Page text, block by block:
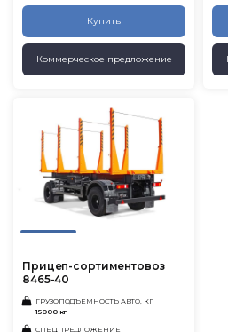
Купить
Коммерческое предложение
Прицеп-сортиментовоз
8465-40
ГРУЗОПОДЪЕМНОСТЬ АВТО, КГ
15000 кг
СПЕЦПРЕДЛОЖЕНИЕ